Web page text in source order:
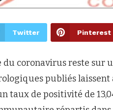
Twitter Pinterest
coronavirus reste sur
publiés
taux de positivité de